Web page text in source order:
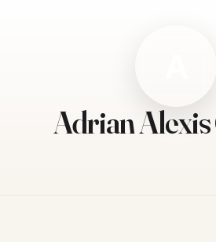
Adrian